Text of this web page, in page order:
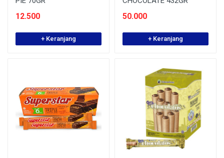
12.500
+ Keranjang
50.000
+ Keranjang